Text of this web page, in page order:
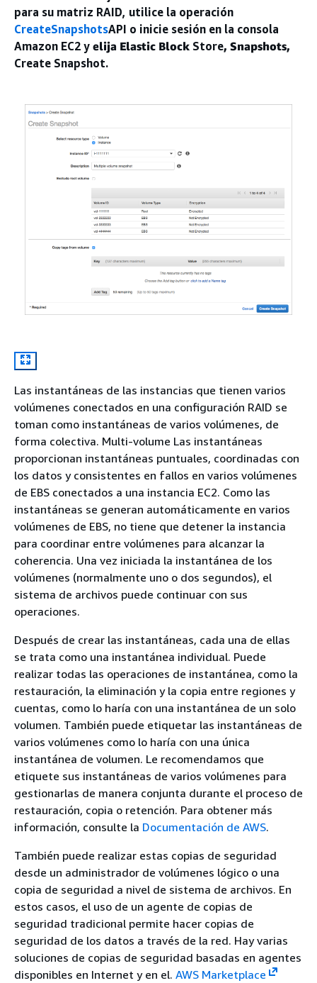
para su matriz RAID, utilice la operación
CreateSnapshotsAPI o inicie sesión en la consola
Amazon EC2 y elija Elastic Block Store, Snapshots,
Create Snapshot.
Las instantáneas de las instancias que tienen varios
volúmenes conectados en una configuración RAID se
toman como instantáneas de varios volúmenes, de
forma colectiva. Multi-volume Las instantáneas
proporcionan instantáneas puntuales, coordinadas con
los datos y consistentes en fallos en varios volúmenes
de EBS conectados a una instancia EC2. Como las
instantáneas se generan automáticamente en varios
volúmenes de EBS, no tiene que detener la instancia
para coordinar entre volúmenes para alcanzar la
coherencia. Una vez iniciada la instantánea de los
volúmenes (normalmente uno o dos segundos), el
sistema de archivos puede continuar con sus
operaciones.
Después de crear las instantáneas, cada una de ellas
se trata como una instantánea individual. Puede
realizar todas las operaciones de instantánea, como la
restauración, la eliminación y la copia entre regiones y
cuentas, como lo haría con una instantánea de un solo
volumen. También puede etiquetar las instantáneas de
varios volúmenes como lo haría con una única
instantánea de volumen. Le recomendamos que
etiquete sus instantáneas de varios volúmenes para
gestionarlas de manera conjunta durante el proceso de
restauración, copia o retención. Para obtener más
información, consulte la Documentación de AWS.
También puede realizar estas copias de seguridad
desde un administrador de volúmenes lógico o una
copia de seguridad a nivel de sistema de archivos. En
estos casos, el uso de un agente de copias de
seguridad tradicional permite hacer copias de
seguridad de los datos a través de la red. Hay varias
soluciones de copias de seguridad basadas en agentes
disponibles en Internet y en el. AWS Marketplace